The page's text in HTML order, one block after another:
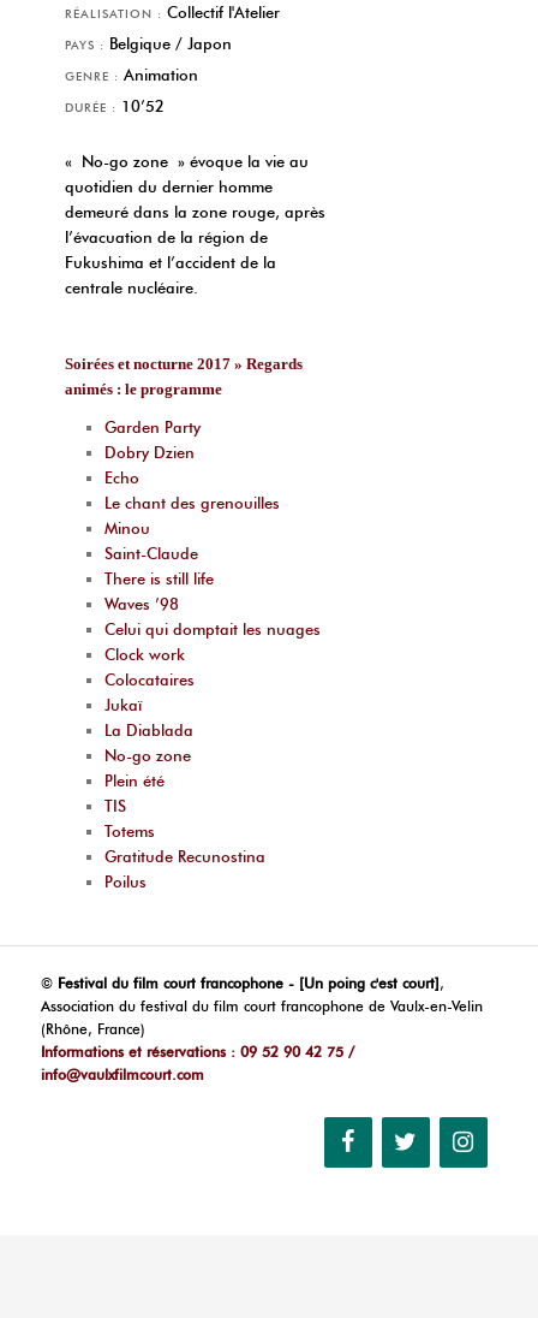
RÉALISATION : Collectif l'Atelier
PAYS : Belgique / Japon
GENRE : Animation
DURÉE : 10’52
« No-go zone » évoque la vie au
quotidien du dernier homme
demeuré dans la zone rouge, après
l’évacuation de la région de
Fukushima et l’accident de la
centrale nucléaire.
Soirées et nocturne 2017 » Regards
animés : le programme
Garden Party
Dobry Dzien
Echo
Le chant des grenouilles
Minou
Saint-Claude
There is still life
Waves ’98
Celui qui domptait les nuages
Clock work
Colocataires
Jukaï
La Diablada
No-go zone
Plein été
TIS
Totems
Gratitude Recunostina
Poilus
© Festival du film court francophone - [Un poing c'est court],
Association du festival du film court francophone de Vaulx-en-Velin
(Rhône, France)
Informations et réservations : 09 52 90 42 75 /
info@vaulxfilmcourt.com